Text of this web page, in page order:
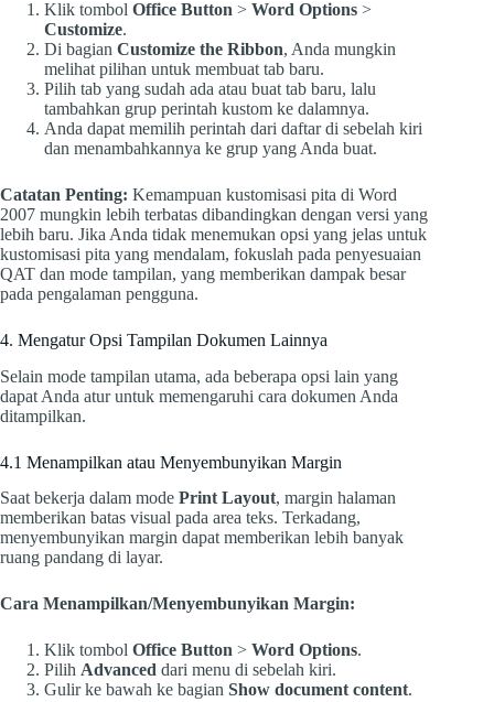
Klik tombol Office Button > Word Options >
Customize.
Di bagian Customize the Ribbon, Anda mungkin
melihat pilihan untuk membuat tab baru.
Pilih tab yang sudah ada atau buat tab baru, lalu
tambahkan grup perintah kustom ke dalamnya.
Anda dapat memilih perintah dari daftar di sebelah kiri
dan menambahkannya ke grup yang Anda buat.
Catatan Penting: Kemampuan kustomisasi pita di Word
2007 mungkin lebih terbatas dibandingkan dengan versi yang
lebih baru. Jika Anda tidak menemukan opsi yang jelas untuk
kustomisasi pita yang mendalam, fokuslah pada penyesuaian
QAT dan mode tampilan, yang memberikan dampak besar
pada pengalaman pengguna.
4. Mengatur Opsi Tampilan Dokumen Lainnya
Selain mode tampilan utama, ada beberapa opsi lain yang
dapat Anda atur untuk memengaruhi cara dokumen Anda
ditampilkan.
4.1 Menampilkan atau Menyembunyikan Margin
Saat bekerja dalam mode Print Layout, margin halaman
memberikan batas visual pada area teks. Terkadang,
menyembunyikan margin dapat memberikan lebih banyak
ruang pandang di layar.
Cara Menampilkan/Menyembunyikan Margin:
Klik tombol Office Button > Word Options.
Pilih Advanced dari menu di sebelah kiri.
Gulir ke bawah ke bagian Show document content.